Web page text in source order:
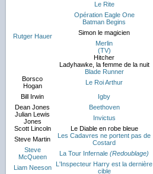
Rutger Hauer
Le Rite
Opération Eagle One
Batman Begins
Simon le magicien
Merlin
(TV)
Hitcher
Ladyhawke, la femme de la nuit
Blade Runner
Borsco
Hogan
Le Roi Arthur
Bill Irwin
Igby
Dean Jones
Beethoven
Julian Lewis
Jones
Invictus
Scott Lincoln
Le Diable en robe bleue
Steve Martin
Les Cadavres ne portent pas de
Costard
Steve
McQueen
La Tour Infernale (Redoublage)
Liam Neeson
L'Inspecteur Harry est la dernière
cible